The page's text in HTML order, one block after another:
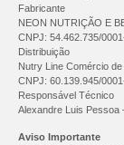
Fabricante
NEON NUTRIÇÃO E
CNPJ: 54.462.735/
Distribuição
Nutry Line Comércio
CNPJ: 60.139.945/
Responsável Técnico
Alexandre Luis Pessoa
Aviso Importante